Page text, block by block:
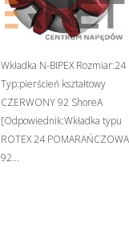
Wkładka N-BIPEX Rozmiar:24
Typ:pierścień kształtowy
CZERWONY 92 ShoreA
[Odpowiednik:Wkładka typu
ROTEX 24 POMARAŃCZOWA
92...